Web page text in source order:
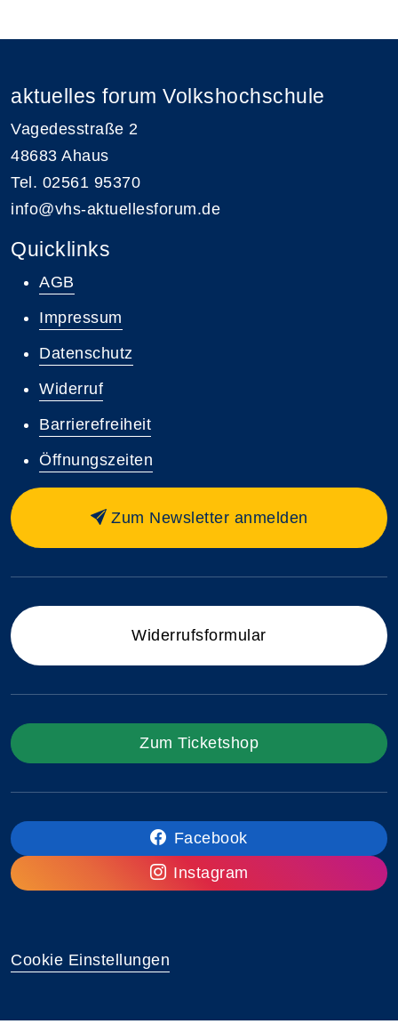
aktuelles forum Volkshochschule
Vagedesstraße 2
48683 Ahaus
Tel. 02561 95370
info@vhs-aktuellesforum.de
Quicklinks
AGB
Impressum
Datenschutz
Widerruf
Barrierefreiheit
Öffnungszeiten
Zum Newsletter anmelden
Widerrufsformular
Zum Ticketshop
Facebook
Instagram
Cookie Einstellungen